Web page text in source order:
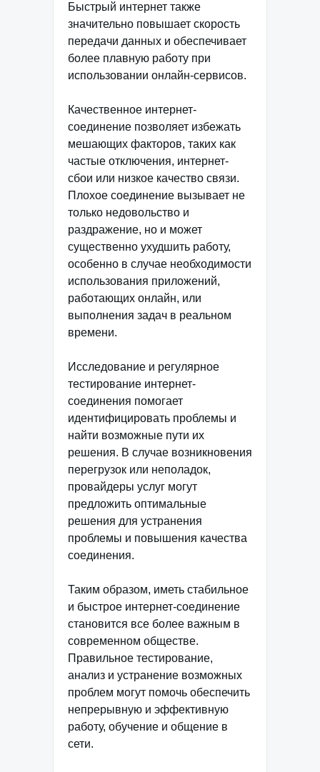
Быстрый интернет также
значительно повышает скорость
передачи данных и обеспечивает
более плавную работу при
использовании онлайн-сервисов.
Качественное интернет-
соединение позволяет избежать
мешающих факторов, таких как
частые отключения, интернет-
сбои или низкое качество связи.
Плохое соединение вызывает не
только недовольство и
раздражение, но и может
существенно ухудшить работу,
особенно в случае необходимости
использования приложений,
работающих онлайн, или
выполнения задач в реальном
времени.
Исследование и регулярное
тестирование интернет-
соединения помогает
идентифицировать проблемы и
найти возможные пути их
решения. В случае возникновения
перегрузок или неполадок,
провайдеры услуг могут
предложить оптимальные
решения для устранения
проблемы и повышения качества
соединения.
Таким образом, иметь стабильное
и быстрое интернет-соединение
становится все более важным в
современном обществе.
Правильное тестирование,
анализ и устранение возможных
проблем могут помочь обеспечить
непрерывную и эффективную
работу, обучение и общение в
сети.